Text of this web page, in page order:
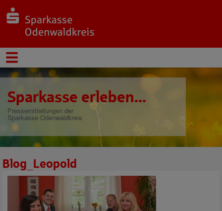
Sparkasse erleben...
Pressemitteilungen der
Sparkasse Odenwaldkreis
Blog_Leopold